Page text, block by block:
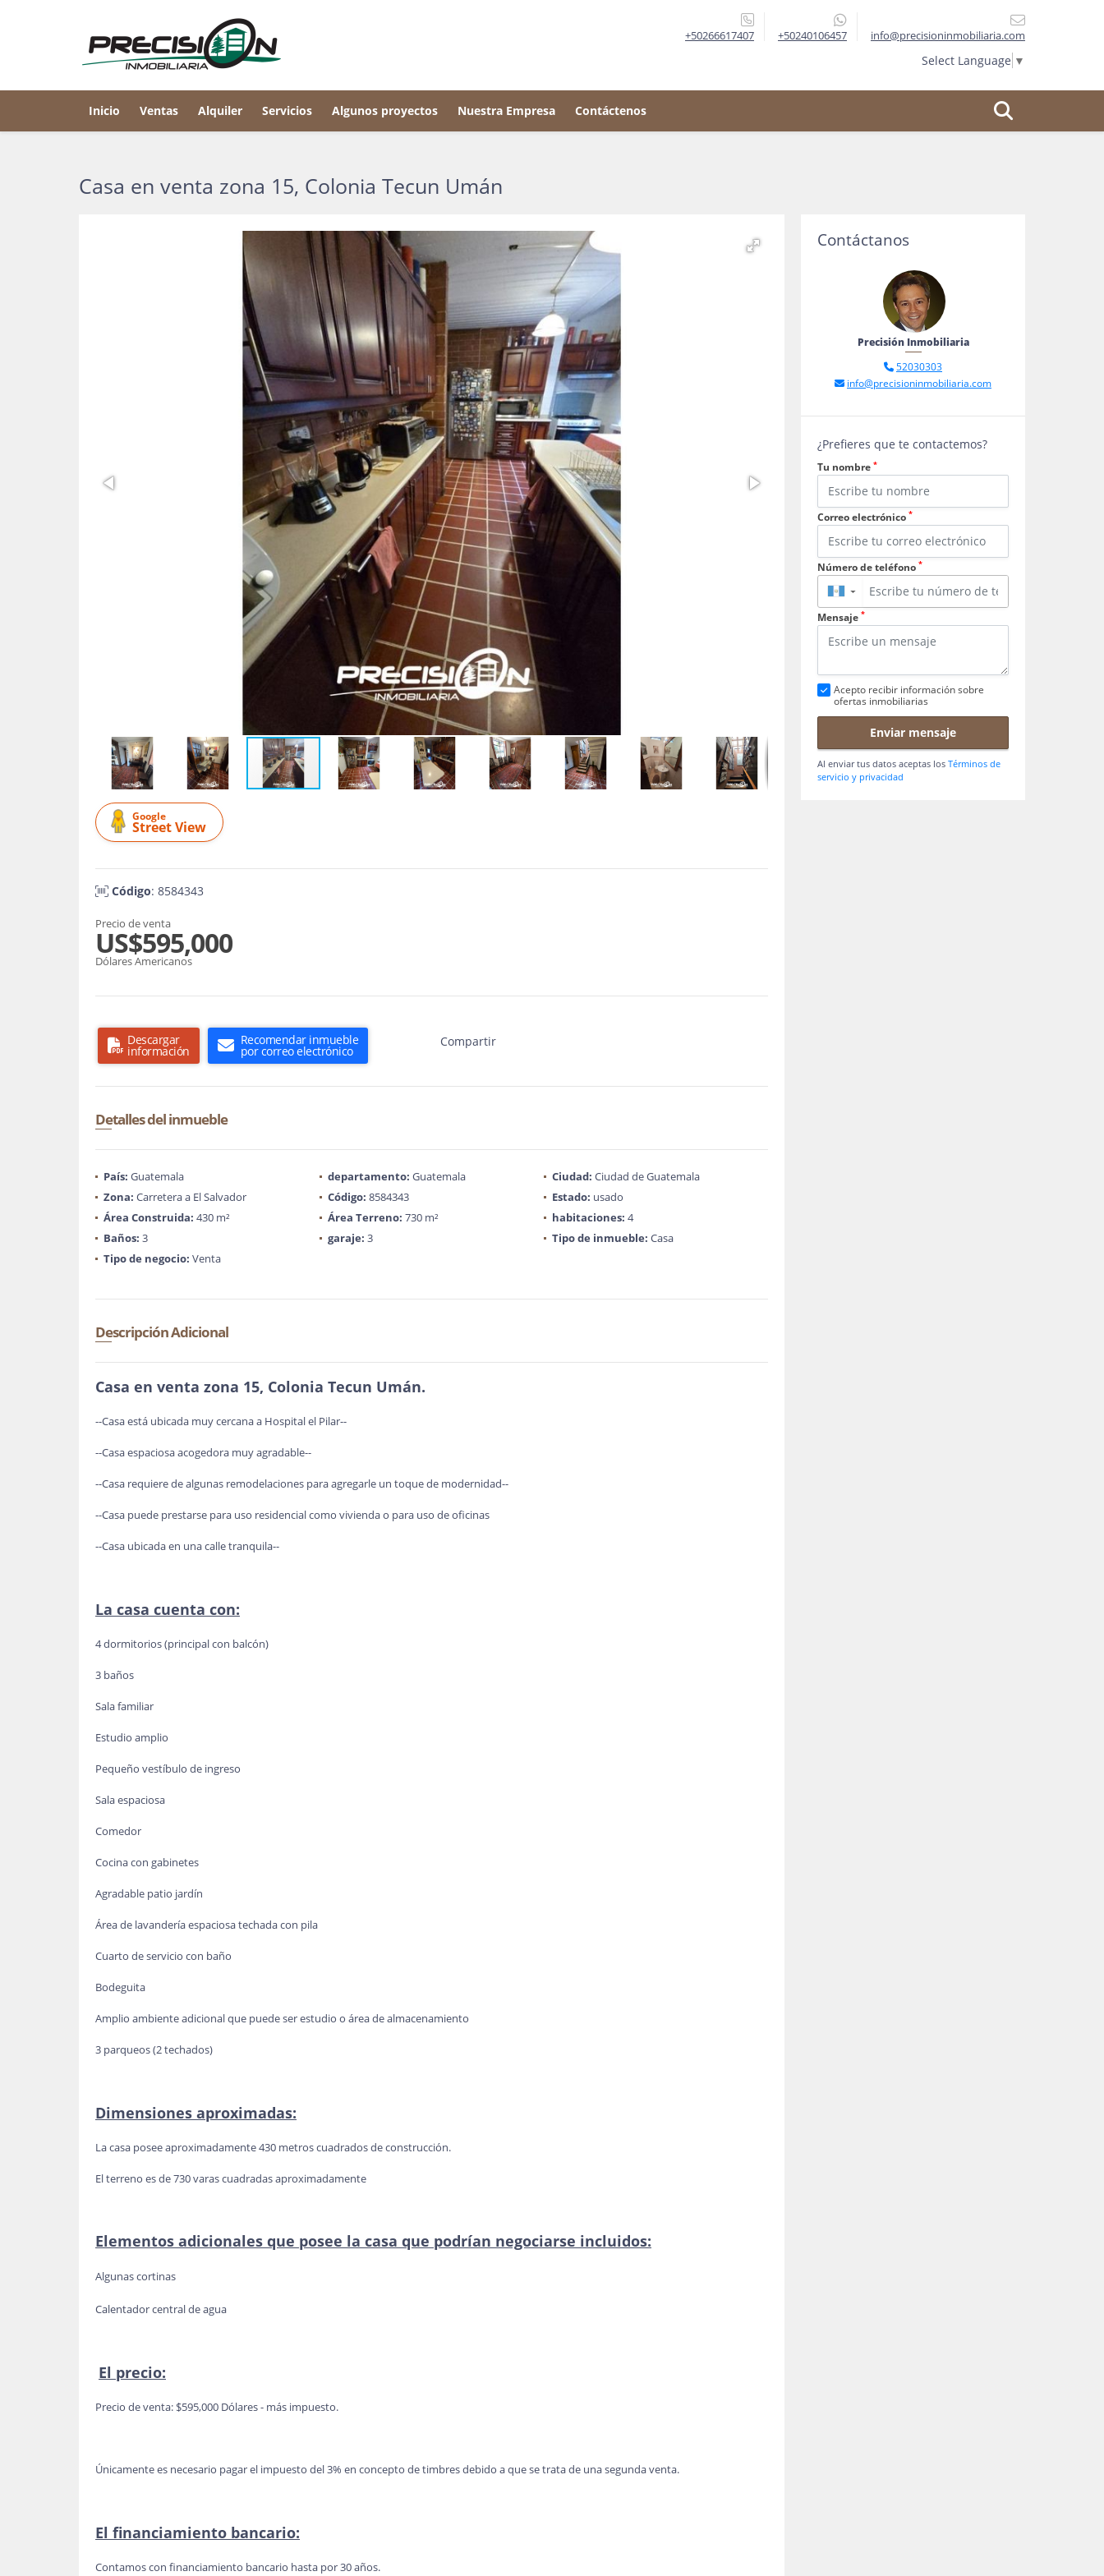
+50266617407 +50240106457 info@precisioninmobiliaria.com
Select Language ▼
Inicio Ventas Alquiler Servicios Algunos proyectos Nuestra Empresa Contáctenos
Casa en venta zona 15, Colonia Tecun Umán
Google
Street View
Código: 8584343
Precio de venta
US$595,000
Dólares Americanos
Descargar
información
Recomendar inmueble
por correo electrónico
Compartir
Detalles del inmueble
País: Guatemala departamento: Guatemala Ciudad: Ciudad de Guatemala
Zona: Carretera a El Salvador Código: 8584343 Estado: usado
Área Construida: 430 m² Área Terreno: 730 m² habitaciones: 4
Baños: 3 garaje: 3 Tipo de inmueble: Casa
Tipo de negocio: Venta
Descripción Adicional
Casa en venta zona 15, Colonia Tecun Umán.
--Casa está ubicada muy cercana a Hospital el Pilar--
--Casa espaciosa acogedora muy agradable--
--Casa requiere de algunas remodelaciones para agregarle un toque de modernidad--
--Casa puede prestarse para uso residencial como vivienda o para uso de oficinas
--Casa ubicada en una calle tranquila--
La casa cuenta con:
4 dormitorios (principal con balcón)
3 baños
Sala familiar
Estudio amplio
Pequeño vestíbulo de ingreso
Sala espaciosa
Comedor
Cocina con gabinetes
Agradable patio jardín
Área de lavandería espaciosa techada con pila
Cuarto de servicio con baño
Bodeguita
Amplio ambiente adicional que puede ser estudio o área de almacenamiento
3 parqueos (2 techados)
Dimensiones aproximadas:
La casa posee aproximadamente 430 metros cuadrados de construcción.
El terreno es de 730 varas cuadradas aproximadamente
Elementos adicionales que posee la casa que podrían negociarse incluidos:
Algunas cortinas
Calentador central de agua
El precio:
Precio de venta: $595,000 Dólares - más impuesto.
Únicamente es necesario pagar el impuesto del 3% en concepto de timbres debido a que se trata de una segunda venta.
El financiamiento bancario:
Contamos con financiamiento bancario hasta por 30 años.
Contáctanos
Precisión Inmobiliaria
52030303
info@precisioninmobiliaria.com
¿Prefieres que te contactemos?
Tu nombre *
Correo electrónico *
Número de teléfono *
▼
Mensaje *
Acepto recibir información sobre
ofertas inmobiliarias
Enviar mensaje
Al enviar tus datos aceptas los Términos de
servicio y privacidad